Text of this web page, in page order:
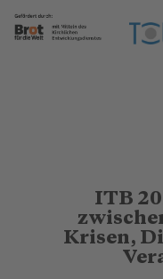
ITB
Krisen,